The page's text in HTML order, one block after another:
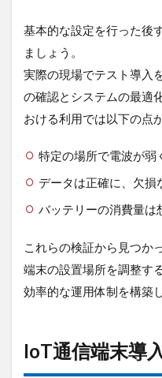
基本的な設定を行った後
ましょう。
実際の現場でテスト導入
の確認とシステムの最適
おける利用では以下の点
特定の場所で電波が弱
データは正確に、欠損
バッテリーの消費量は
これらの検証から見つか
端末の設置場所を調整す
効率的な運用体制を構築
IoT通信端末導